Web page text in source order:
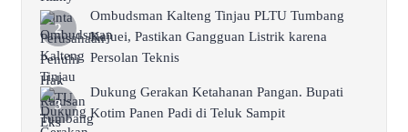
Ombudsman Kalteng Tinjau PLTU Tumbang
Kajuei, Pastikan Gangguan Listrik karena
Persolan Teknis
Dukung Gerakan Ketahanan Pangan. Bupati
Kotim Panen Padi di Teluk Sampit